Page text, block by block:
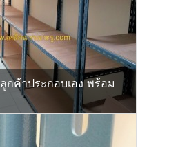
กค้าประกอบเอง พร้อม